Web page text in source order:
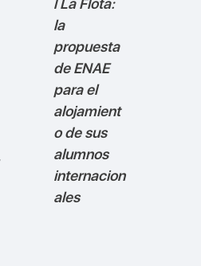
l La Flota:
la
propuesta
de ENAE
para el
alojamient
o de sus
alumnos
internacion
ales